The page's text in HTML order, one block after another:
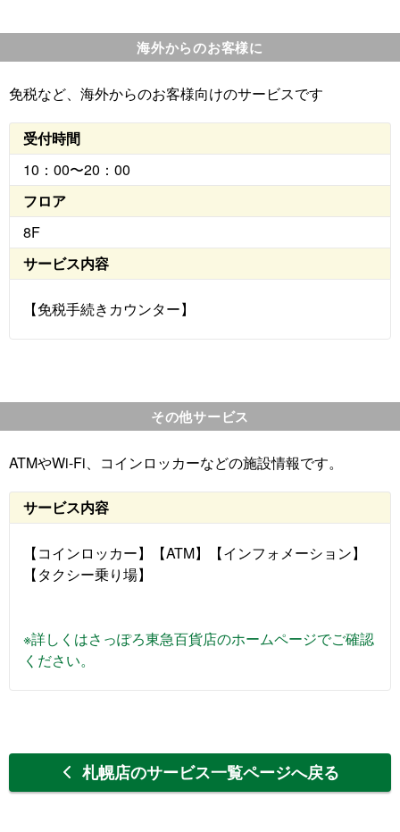
海外からのお客様に
免税など、海外からのお客様向けのサービスです
受付時間
10：00〜20：00
フロア
8F
サービス内容
【免税手続きカウンター】
その他サービス
ATMやWi-Fi、コインロッカーなどの施設情報です。
サービス内容
【コインロッカー】【ATM】【インフォメーション】
【タクシー乗り場】
※詳しくはさっぽろ東急百貨店のホームページでご確認
ください。
札幌店のサービス一覧ページへ戻る